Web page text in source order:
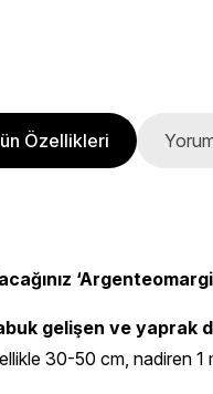
Özellikleri
gelişen ve yaprak
30-50 cm, nadiren 1